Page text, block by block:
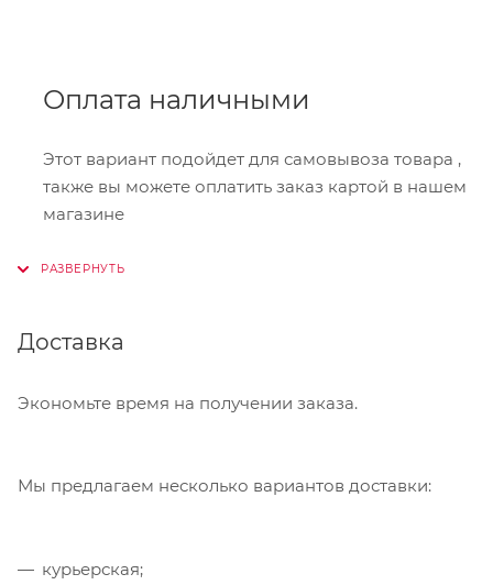
Оплата наличными
Этот вариант подойдет для самовывоза товара ,
также вы можете оплатить заказ картой в нашем
магазине
Онлайн-оплата
При оформлении заказа в корзине вы можете
принимаем карты Visa,Master Card, МИР. Оплата
Также Вы можете оплатить товар, выбрав способ
Доставка
Экономьте время на получении заказа.
Мы предлагаем несколько вариантов доставки:
курьерская;